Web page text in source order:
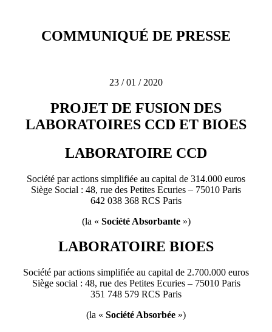
COMMUNIQUÉ DE PRESSE
23 / 01 / 2020
PROJET DE FUSION DES
LABORATOIRES CCD ET BIOES
LABORATOIRE CCD
Société par actions simplifiée au capital de 314.000 euros
Siège Social : 48, rue des Petites Ecuries – 75010 Paris
642 038 368 RCS Paris
(la « Société Absorbante»)
LABORATOIRE BIOES
Société par actions simplifiée au capital de 2.700.000 euros
Siège social : 48, rue des Petites Ecuries – 75010 Paris
351 748 579 RCS Paris
(la « Société Absorbée »)